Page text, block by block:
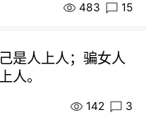
483 15
是人上人；骗女人
人。
142 3